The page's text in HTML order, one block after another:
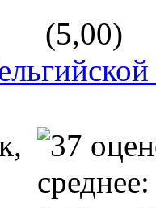
(5,00)